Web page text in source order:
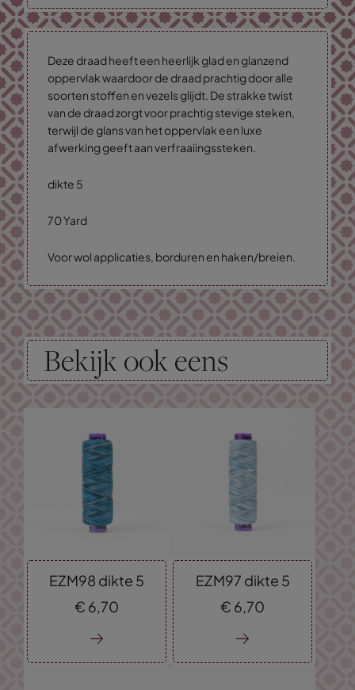
Deze draad heeft een heerlijk glad en glanzend
oppervlak waardoor de draad prachtig door alle
soorten stoffen en vezels glijdt. De strakke twist
van de draad zorgt voor prachtig stevige steken,
terwijl de glans van het oppervlak een luxe
afwerking geeft aan verfraaiingssteken.
dikte 5
70 Yard
Voor wol applicaties, borduren en haken/breien.
Bekijk ook eens
EZM98 dikte 5
€ 6,70
EZM97 dikte 5
€ 6,70